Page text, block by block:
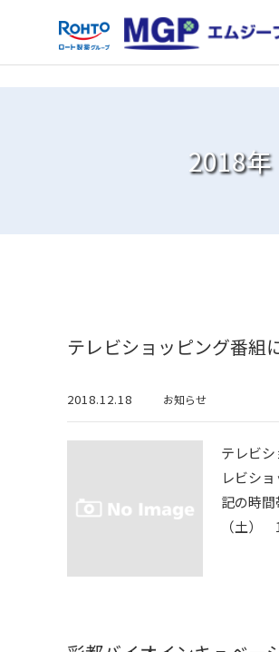
2018年
テレビショッピング番組
2018.12.18 お知らせ
テレビ
レビシ
記の時
（土）